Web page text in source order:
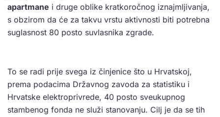
apartmane i druge oblike kratkoročnog iznajmljivanja,
s obzirom da će za takvu vrstu aktivnosti biti potrebna
suglasnost 80 posto suvlasnika zgrade.
To se radi prije svega iz činjenice što u Hrvatskoj,
prema podacima Državnog zavoda za statistiku i
Hrvatske elektroprivrede, 40 posto sveukupnog
stambenog fonda ne služi stanovanju. Cilj je da se tih